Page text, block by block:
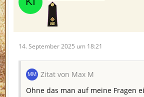
14. September 2025 um 18:21
Zitat von Max M
Ohne das man auf meine Fragen